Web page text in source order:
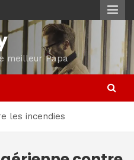
meilleur Papa
les incendies